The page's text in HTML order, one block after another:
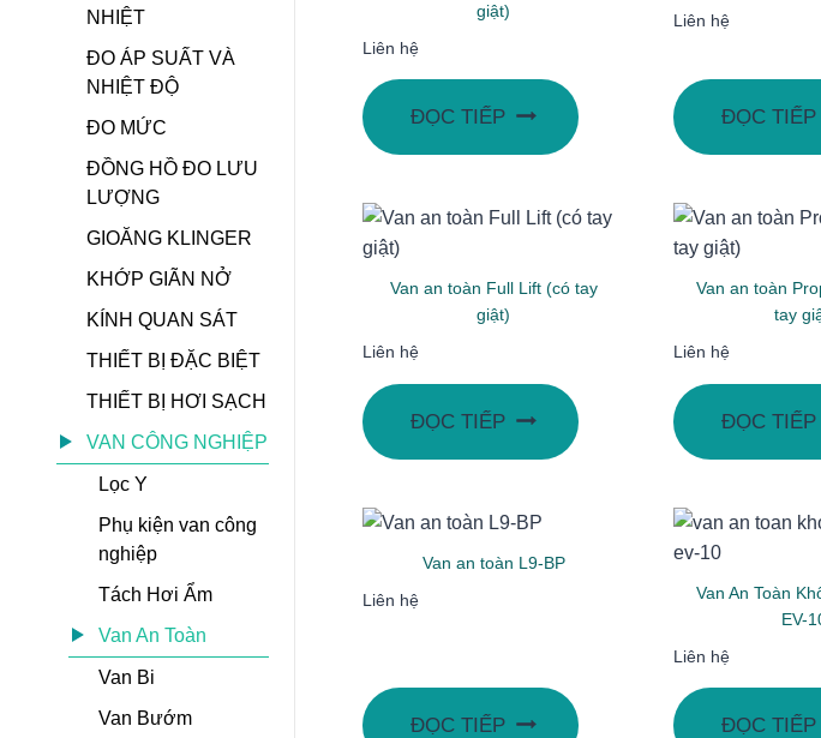
giật)
Liên hệ
ĐỌC TIẾP
Liên hệ
ĐỌC TIẾP
Van an toàn Full Lift (có tay
giật)
Liên hệ
ĐỌC TIẾP
Van an toàn
tay
Liên hệ
ĐỌC TIẾP
Van an toàn L9-BP
Liên hệ
ĐỌC TIẾP
Van An Toàn
EV-
Liên hệ
ĐỌC TIẾP
NHIỆT
ĐO ÁP SUẤT VÀ
NHIỆT ĐỘ
ĐO MỨC
ĐỒNG HỒ ĐO LƯU
LƯỢNG
GIOĂNG KLINGER
KHỚP GIÃN NỞ
KÍNH QUAN SÁT
THIẾT BỊ ĐẶC BIỆT
THIẾT BỊ HƠI SẠCH
VAN CÔNG NGHIỆP
Lọc Y
Phụ kiện van công
nghiệp
Tách Hơi Ẩm
Van An Toàn
Van Bi
Van Bướm